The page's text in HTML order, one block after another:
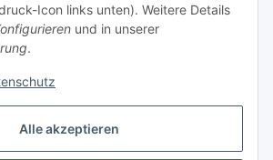
Alle akzeptieren
Icon links unten). Weitere Details
und in unserer
.
Vertrag widerrufen